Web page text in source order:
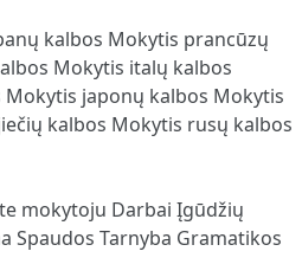
kalbos Mokytis prancūzų
Mokytis italų kalbos
Mokytis japonų kalbos Mokytis
kalbos Mokytis rusų kalbos
mokytoju Darbai Įgūdžių
Spaudos Tarnyba Gramatikos